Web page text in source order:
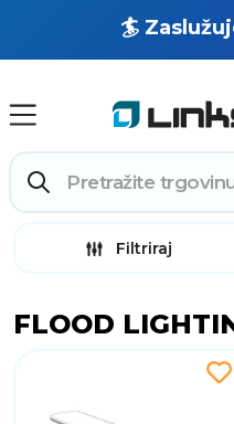
🏄
🔥 OUTLET:
Filtriraj
FLOOD